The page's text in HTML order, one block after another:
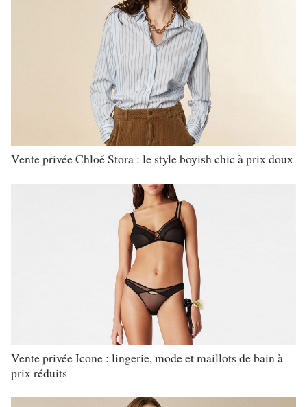
Vente privée Chloé Stora : le style boyish chic à prix doux
Vente privée Icone : lingerie, mode et maillots de bain à
prix réduits